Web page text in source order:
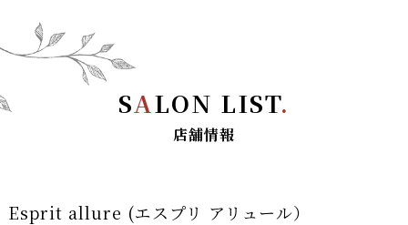
SALON LIST.
店舗情報
Esprit allure (エスプリ アリュール）